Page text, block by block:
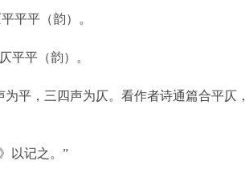
平（韵）。
平（韵）。
平，三四声为仄。看作者诗通篇合平仄，
以记之。”